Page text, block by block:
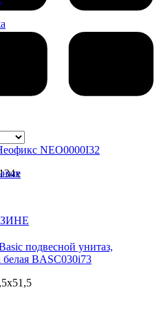
NEO0000I32
подвесной унитаз,
BASC030i73